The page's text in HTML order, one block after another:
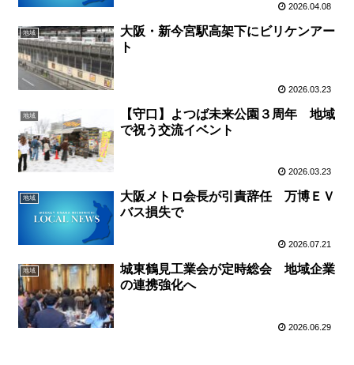
2026.04.08
地域
大阪・新今宮駅高架下にビリケンアー
ト
2026.03.23
地域
【守口】よつば未来公園３周年 地域
で祝う交流イベント
2026.03.23
地域
大阪メトロ会長が引責辞任 万博ＥＶ
バス損失で
2026.07.21
地域
城東鶴見工業会が定時総会 地域企業
の連携強化へ
2026.06.29